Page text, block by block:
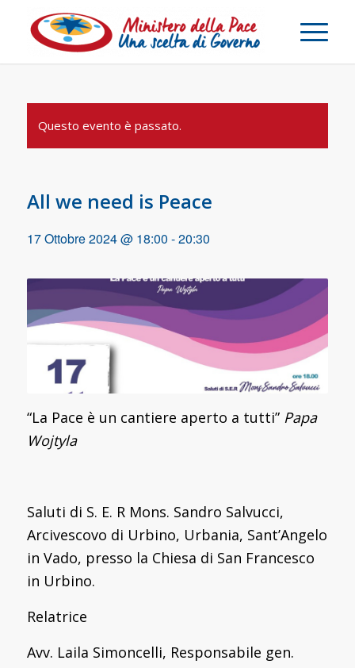
Questo evento è passato.
All we need is Peace
17 Ottobre 2024 @ 18:00 -20:30
“La Pace è un cantiere aperto a tutti” Papa
Wojtyla
Saluti di S. E. R Mons. Sandro Salvucci,
Arcivescovo di Urbino, Urbania, Sant’Angelo
in Vado, presso la Chiesa di San Francesco
in Urbino.
Relatrice
Avv. Laila Simoncelli, Responsabile gen.